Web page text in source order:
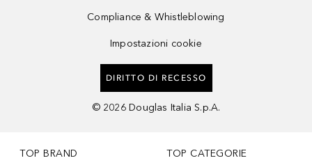
Compliance & Whistleblowing
Impostazioni cookie
DIRITTO DI RECESSO
© 2026 Douglas Italia S.p.A.
TOP BRAND TOP CATEGORIE